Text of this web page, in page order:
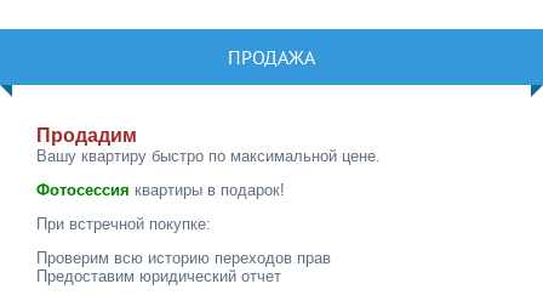
ПРОДАЖА
Продадим
Вашу квартиру быстро по максимальной цене.
Фотосессия квартиры в подарок!
При встречной покупке:
Проверим всю историю переходов прав
Предоставим юридический отчет